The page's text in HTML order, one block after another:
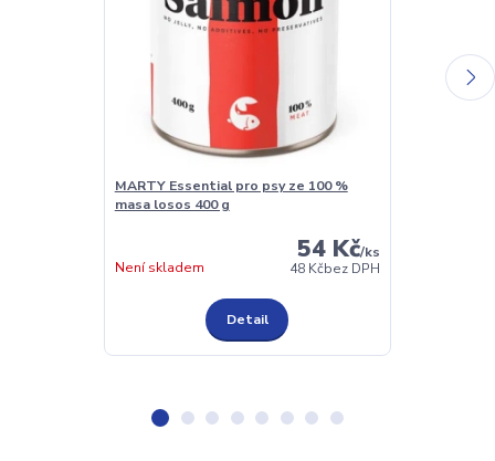
MARTY Essential pro psy ze 100 %
masa losos 400 g
54 Kč/ks
48 Kčbez DPH
Není skladem
Detail